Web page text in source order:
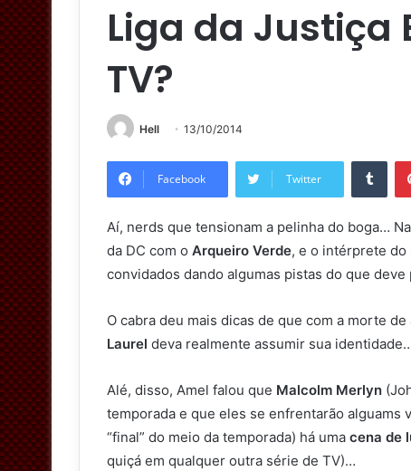
Liga da Justiça
TV?
Hell 13/10/2014
Facebook Twitter
Aí, nerds que tensionam a pelinha do boga… Na
da DC com o Arqueiro Verde, e o intérprete do
convidados dando algumas pistas do que
O cabra deu mais dicas de que com a morte de
Laurel deva realmente assumir sua
Alé, disso, Amel falou que Malcolm Merlyn
temporada e que eles se enfrentarão
“final” do meio da temporada) há uma cena de
quiçá em qualquer outra série de TV)…